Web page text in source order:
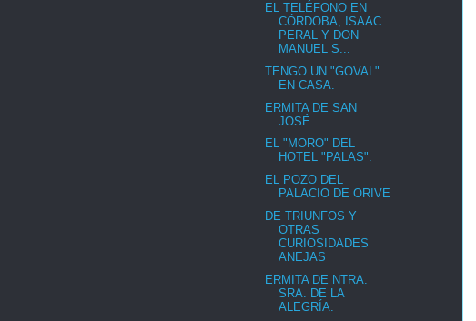
EL TELÉFONO EN
CÓRDOBA, ISAAC
PERAL Y DON
MANUEL S...
TENGO UN "GOVAL"
EN CASA.
ERMITA DE SAN
JOSÉ.
EL "MORO" DEL
HOTEL "PALAS".
EL POZO DEL
PALACIO DE ORIVE
DE TRIUNFOS Y
OTRAS
CURIOSIDADES
ANEJAS
ERMITA DE NTRA.
SRA. DE LA
ALEGRÍA.